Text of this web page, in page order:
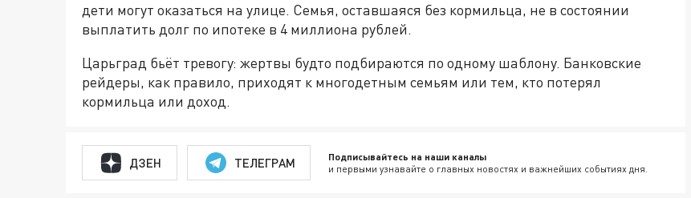
дети могут оказаться на улице. Семья, оставшаяся без кормильца, не в состоянии
выплатить долг по ипотеке в 4 миллиона рублей.
Царьград бьёт тревогу: жертвы будто подбираются по одному шаблону. Банковские
рейдеры, как правило, приходят к многодетным семьям или тем, кто потерял
кормильца или доход.
ДЗЕН ТЕЛЕГРАМ Подписывайтесь на наши каналы
и первыми узнавайте о главных новостях и важнейших событиях дня.